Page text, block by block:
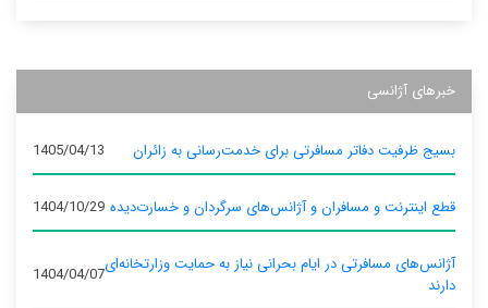
خبرهای آژانسی
بسیج ظرفیت دفاتر مسافرتی برای خدمت‌رسانی به زائران 1405/04/13
قطع اینترنت و مسافران و آژانس‌های سرگردان و خسارت‌دیده 1404/10/29
آژانس‌های مسافرتی در ایام بحرانی نیاز به حمایت وزارتخانه‌ای
دارند
1404/04/07